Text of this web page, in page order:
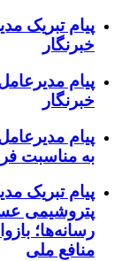
پیام تبریک
خبرنگار
پیام
خبرنگار
پیام
به مناسبت
پیام تبریک
پتروشیمی
رسانه‌ها؛
منافع ملی